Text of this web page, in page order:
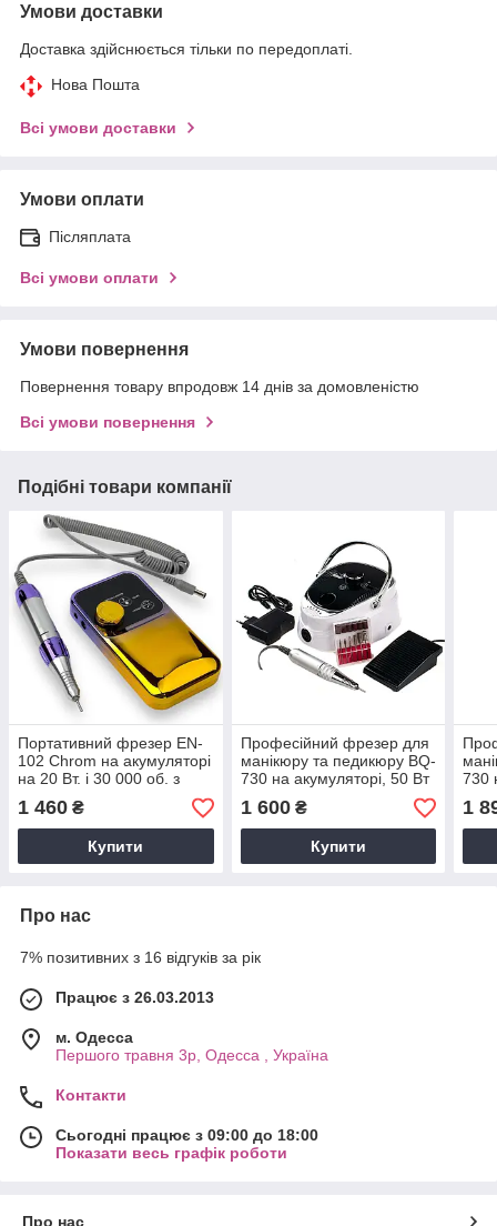
Умови доставки
Доставка здійснюється тільки по передоплаті.
Нова Пошта
Всі умови доставки
Умови оплати
Післяплата
Всі умови оплати
Умови повернення
Повернення товару впродовж 14 днів за домовленістю
Всі умови повернення
Подібні товари компанії
Портативний фрезер EN-
102 Chrom на акумуляторі
на 20 Вт. і 30 000 об. з
дисплеєм — для манікюру
та педикюру
1 460 ₴
Купити
Професійний фрезер для
манікюру та педикюру BQ-
730 на акумуляторі, 50 Вт
— 35000 об./хв. (білий)
1 600₴
Купити
730
—
1
Про нас
7% позитивних з 16 відгуків за рік
Працює з 26.03.2013
м. Одесса
Першого травня 3р, Одесса , Україна
Контакти
Сьогодні працює з 09:00 до 18:00
Показати весь графік роботи
Про нас